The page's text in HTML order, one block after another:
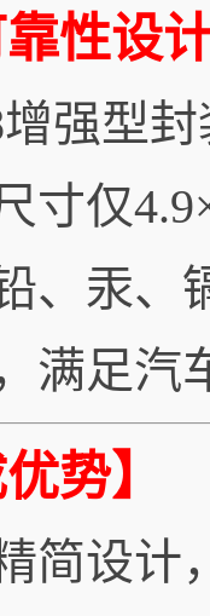
靠性设
增强型
寸仅
、汞、
满足汽
势】
简设计